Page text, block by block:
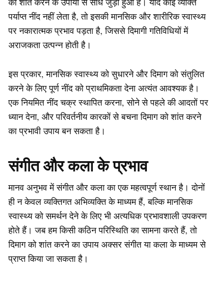
पर्याप्त नींद नहीं लेता है, तो इसकी मानसिक और शारीरिक स्वास्थ्य
पर नकारात्मक प्रभाव पड़ता है, जिससे दिमागी गतिविधियों में
अराजकता उत्पन्न होती है।
इस प्रकार, मानसिक स्वास्थ्य को सुधारने और दिमाग को संतुलित
करने के लिए पूर्ण नींद को प्राथमिकता देना अत्यंत आवश्यक है।
एक नियमित नींद चक्र स्थापित करना, सोने से पहले की आदतों पर
ध्यान देना, और परिवर्तनीय कारकों से बचना दिमाग को शांत करने
का प्रभावी उपाय बन सकता है।
संगीत और कला के प्रभाव
मानव अनुभव में संगीत और कला का एक महत्वपूर्ण स्थान है। दोनों
ही न केवल व्यक्तिगत अभिव्यक्ति के माध्यम हैं, बल्कि मानसिक
स्वास्थ्य को समर्थन देने के लिए भी अत्यधिक प्रभावशाली उपकरण
होते हैं। जब हम किसी कठिन परिस्थिति का सामना करते हैं, तो
दिमाग को शांत करने का उपाय अक्सर संगीत या कला के माध्यम से
प्राप्त किया जा सकता है।